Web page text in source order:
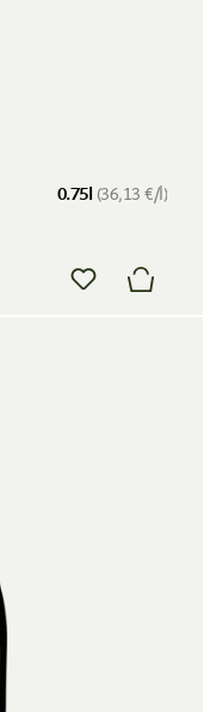
0.75l (36,13 €/l)